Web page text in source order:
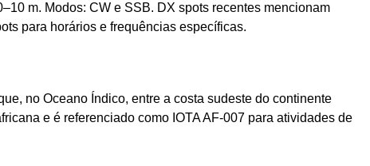
m. Modos: CW e SSB. DX spots recentes mencionam
para horários e frequências específicas.
no Oceano Índico, entre a costa sudeste do continente
e é referenciado como IOTA AF-007 para atividades de